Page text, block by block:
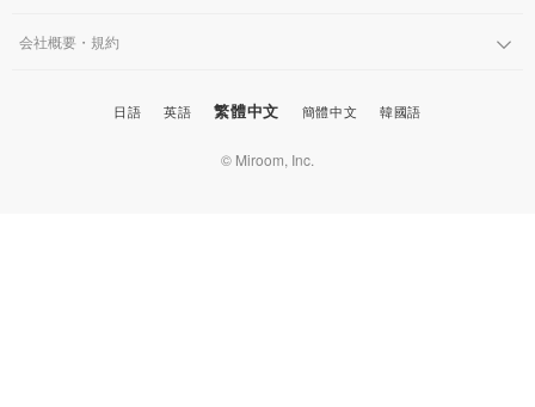
会社概要・規約
日語 英語 繁體中文 簡體中文 韓國語
© Miroom, Inc.